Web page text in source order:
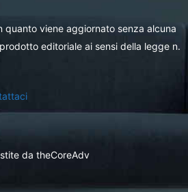
quanto viene aggiornato senza alcuna
editoriale ai sensi della legge n.
da theCoreAdv